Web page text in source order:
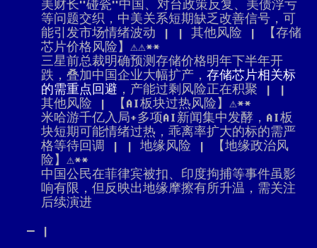
美财长"碰瓷"中国、对台政策反复、美债浮亏
等问题交织，中美关系短期缺乏改善信号，可
能引发市场情绪波动 | | 其他风险 | 【存储
芯片价格风险】⚠️⚠️**
三星前总裁明确预测存储价格明年下半年开
跌，叠加中国企业大幅扩产， 存储芯片相关标
的需重点回避 ，产能过剩风险正在积聚 | |
其他风险 | 【AI板块过热风险】⚠️**
米哈游千亿入局+多项AI新闻集中发酵，AI板
块短期可能情绪过热，乖离率扩大的标的需严
格等待回调 | | 地缘风险 | 【地缘政治风
险】⚠️**
中国公民在菲律宾被扣、印度拘捕等事件虽影
响有限，但反映出地缘摩擦有所升温，需关注
后续演进
— |